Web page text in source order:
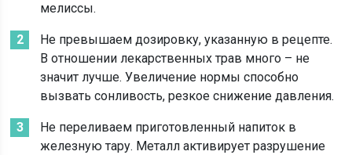
мелиссы.
Не превышаем дозировку, указанную в рецепте.
В отношении лекарственных трав много – не
значит лучше. Увеличение нормы способно
вызвать сонливость, резкое снижение давления.
Не переливаем приготовленный напиток в
железную тару. Металл активирует разрушение